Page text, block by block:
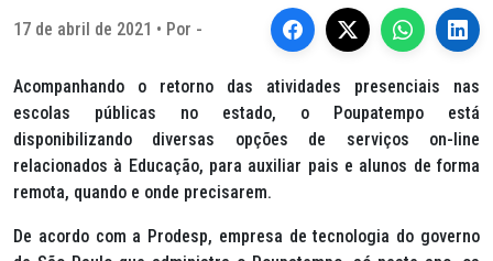
17 de abril de 2021 • Por -
Acompanhando o retorno das atividades presenciais nas
escolas públicas no estado, o Poupatempo está
disponibilizando diversas opções de serviços on-line
relacionados à Educação, para auxiliar pais e alunos de forma
remota, quando e onde precisarem.
De acordo com a Prodesp, empresa de tecnologia do governo